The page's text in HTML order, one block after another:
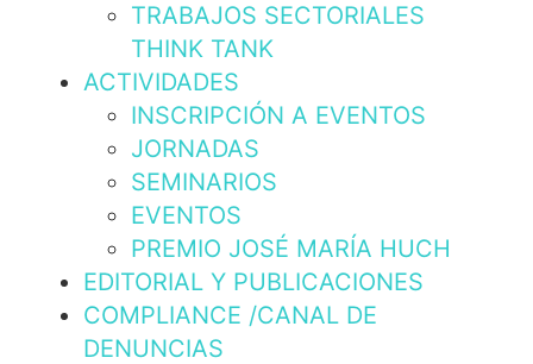
TRABAJOS SECTORIALES
THINK TANK
ACTIVIDADES
INSCRIPCIÓN A EVENTOS
JORNADAS
SEMINARIOS
EVENTOS
PREMIO JOSÉ MARÍA HUCH
EDITORIAL Y PUBLICACIONES
COMPLIANCE /CANAL DE
DENUNCIAS